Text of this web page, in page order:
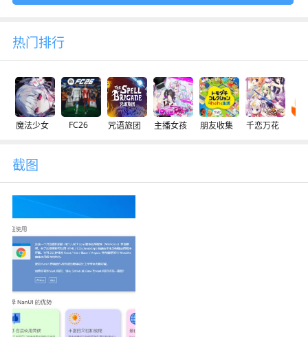
热门排行
魔法少女 FC26 咒语旅团 主播女孩 朋友收集 千恋万花
截图